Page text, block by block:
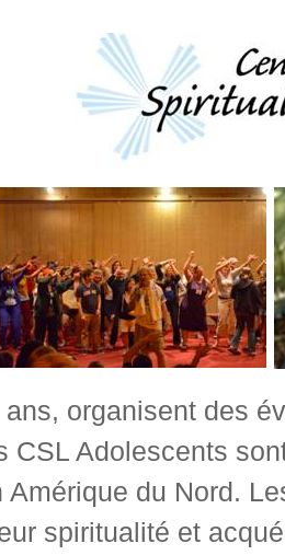
organisent des
CSL Adolescents
du Nord.
spiritualité et